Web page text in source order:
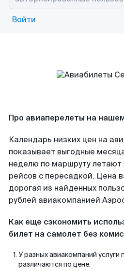
Войти
Про авиаперелеты на
Календарь низких цен на
показывает выгодные
неделю по маршруту летают
рейсов с пересадкой. Цена
дорогая из найденных
рублей авиакомпанией
Как еще сэкономить
билет на самолет без
У разных авиакомпаний услуги
различаются по цене.